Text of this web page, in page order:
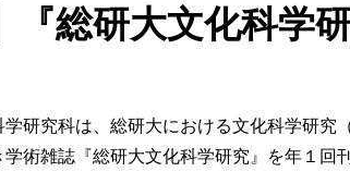
『総研大文化科
研究科は、総研大における文化科学研
術雑誌『総研大文化科学研究』を年１回